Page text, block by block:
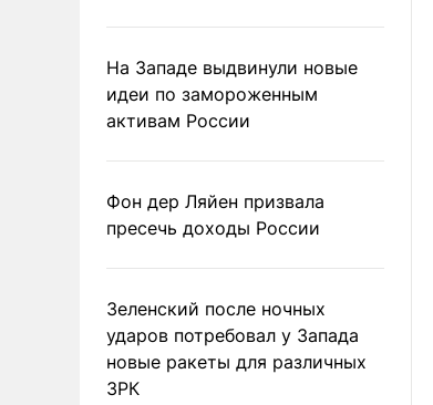
На Западе выдвинули новые
идеи по замороженным
активам России
Фон дер Ляйен призвала
пресечь доходы России
Зеленский после ночных
ударов потребовал у Запада
новые ракеты для различных
ЗРК